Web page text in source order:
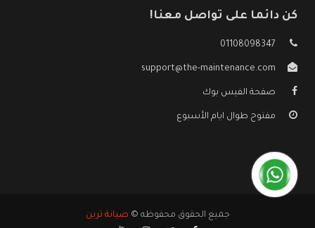
كن دائما على تواصل معنا!
01108098347
support@the-maintenance.com
صفحة الفيس بوك
مفتوح طوال ايام الأسبوع
جميع الحقوق محفوظه © صيانة ترين